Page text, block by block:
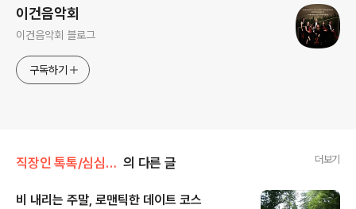
이건음악회
이건음악회 블로그
구독하기
직장인 톡톡/심심타파! 의 다른 글 더보기
비 내리는 주말, 로맨틱한 데이트 코스